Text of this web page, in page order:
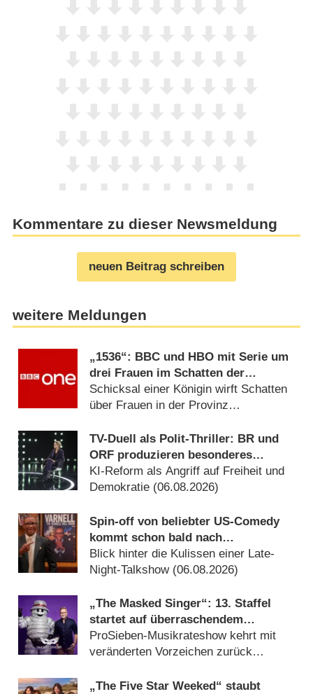
Kommentare zu dieser Newsmeldung
neuen Beitrag schreiben
weitere Meldungen
„1536“: BBC und HBO mit Serie um
drei Frauen im Schatten der
Verhaftung von Anne Boleyn
Schicksal einer Königin wirft Schatten
über Frauen in der Provinz
TV-Duell als Polit-Thriller: BR und
ORF produzieren besonderes
Fernseh-Kammerspiel
KI-Reform als Angriff auf Freiheit und
Demokratie (06.08.2026)
Spin-off von beliebter US-Comedy
kommt schon bald nach
Deutschland
Blick hinter die Kulissen einer Late-
Night-Talkshow (06.08.2026)
„The Masked Singer“: 13. Staffel
startet auf überraschendem
Sendeplatz und viel früher als
zuletzt
ProSieben-Musikrateshow kehrt mit
veränderten Vorzeichen zurück
„The Five Star Weeked“ staubt